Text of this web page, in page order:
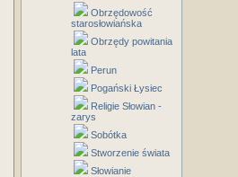
Obrzędowość
starosłowiańska
Obrzędy powitania
lata
Perun
Pogański Łysiec
Religie Słowian -
zarys
Sobótka
Stworzenie świata
Słowianie